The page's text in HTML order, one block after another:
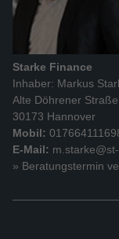
Starke Finance
Inhaber: Markus
Alte Döhrener
30173 Hannover
Mobil:
E-Mail:
» Beratungstermin